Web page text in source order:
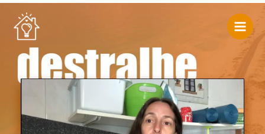
Skip
content